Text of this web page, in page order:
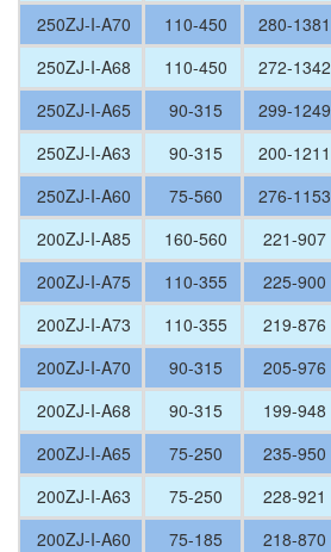
250ZJ-I-A70
110-450 280-1381
250ZJ-I-A68
110-450 272-1342
250ZJ-I-A65
90-315 299-1249
250ZJ-I-A63
90-315 200-1211
250ZJ-I-A60
75-560 276-1153
200ZJ-I-A85
160-560 221-907
200ZJ-I-A75
110-355 225-900
200ZJ-I-A73
110-355 219-876
200ZJ-I-A70
90-315 205-976
200ZJ-I-A68
90-315 199-948
200ZJ-I-A65
75-250 235-950
200ZJ-I-A63
75-250 228-921
200ZJ-I-A60
75-185 218-870